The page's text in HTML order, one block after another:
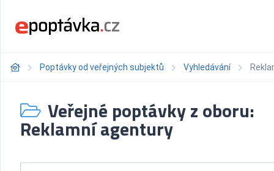
Poptávky od veřejných subjektů Vyhledávání
Veřejné poptávky z oboru:
Reklamní agentury